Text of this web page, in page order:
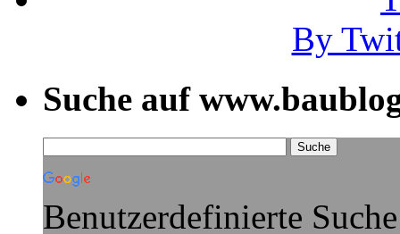
By
Suche auf
Benutzerdefinierte Suche